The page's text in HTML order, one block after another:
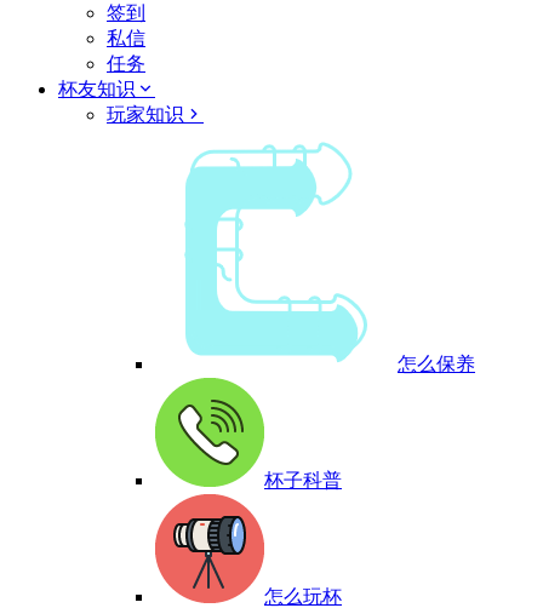
签到
私信
任务
杯友知识
玩家知识
怎么保养
杯子科普
怎么玩杯